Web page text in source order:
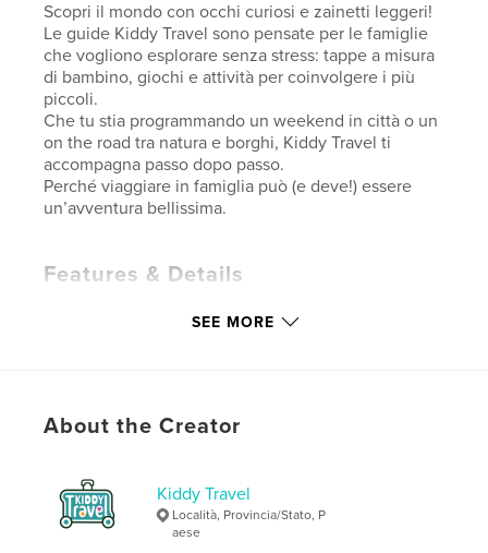
Scopri il mondo con occhi curiosi e zainetti leggeri!
Le guide Kiddy Travel sono pensate per le famiglie
che vogliono esplorare senza stress: tappe a misura
di bambino, giochi e attività per coinvolgere i più
piccoli.
Che tu stia programmando un weekend in città o un
on the road tra natura e borghi, Kiddy Travel ti
accompagna passo dopo passo.
Perché viaggiare in famiglia può (e deve!) essere
un’avventura bellissima.
Features & Details
# of Pages: 38
Publish Date:
Jun 25, 2025
SEE MORE
About the Creator
Kiddy Travel
Località, Provincia/Stato, P
aese